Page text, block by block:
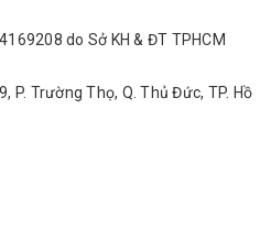
do Sở KH & ĐT TPHCM
P. Trường Thọ, Q. Thủ Đức, TP. Hồ